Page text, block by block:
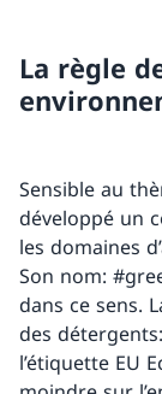
La règle
Sensible au
développé un
les domaines
Son nom:
dans ce sens.
des
l’étiquette EU